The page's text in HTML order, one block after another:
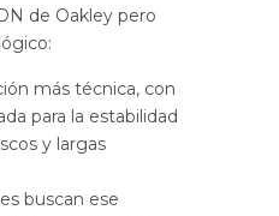
de Oakley pero
más técnica, con
para la estabilidad
y largas
buscan ese